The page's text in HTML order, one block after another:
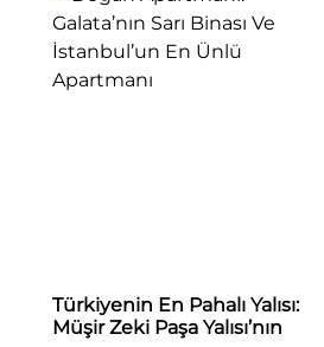
Türkiyenin En Pahalı Yalısı:
Müşir Zeki Paşa Yalısı’nın